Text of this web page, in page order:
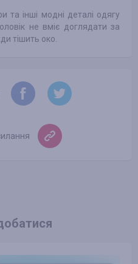
та інші модні деталі одягу
не вміє доглядати за
тішить око.